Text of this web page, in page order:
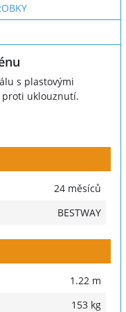
s plastovými
proti uklouznutí.
24 měsíců
BESTWAY
1.22 m
153 kg